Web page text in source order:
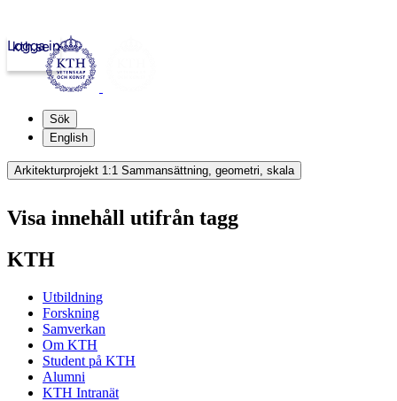
kth.se
Logga in
Sök
English
Arkitekturprojekt 1:1 Sammansättning, geometri, skala
Visa innehåll utifrån tagg
KTH
Utbildning
Forskning
Samverkan
Om KTH
Student på KTH
Alumni
KTH Intranät